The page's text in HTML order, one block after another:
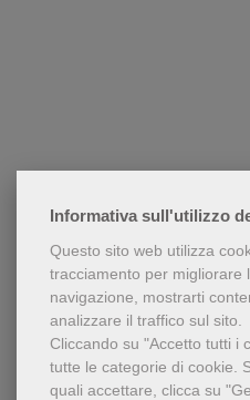
Informativa sull'utilizzo
Questo sito web utilizza
tracciamento per migliorare
navigazione, mostrarti
analizzare il traffico sul sito.
Cliccando su "Accetto tutti i
tutte le categorie di cookie.
quali accettare, clicca su